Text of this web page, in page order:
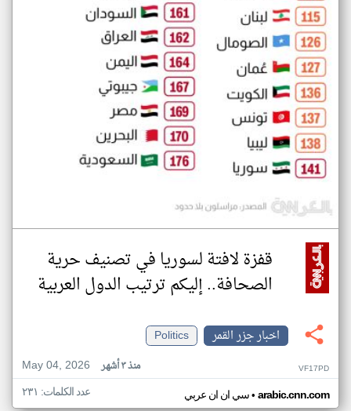
قفزة لافتة لسوريا في تصنيف حرية
الصحافة.. إليكم ترتيب الدول العربية
اخبار جزر القمر
Politics
May 04, 2026
منذ ٣ أشهر VF17PD
سي ان ان عربي• arabic.cnn.com عدد الكلمات: ٢٣١